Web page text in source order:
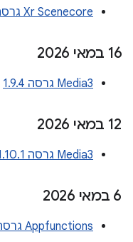
Xr Scenecore גרסה 1.0.0-alpha15
‫16 במאי 2026
Media3 גרסה 1.9.4
‫12 במאי 2026
Media3 גרסה 1.10.1
‫6 במאי 2026
Appfunctions גרסה ‎1.0.0-alpha09